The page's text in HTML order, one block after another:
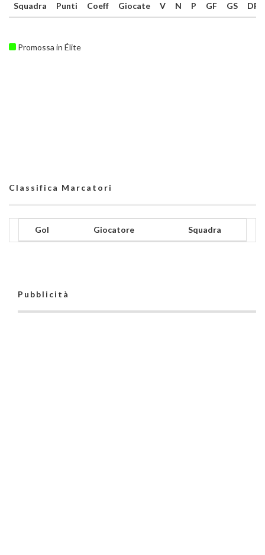
Squadra Punti Coeff Giocate V N P GF GS DR
Promossa in Élite
Classifica Marcatori
Gol Giocatore Squadra
Pubblicità